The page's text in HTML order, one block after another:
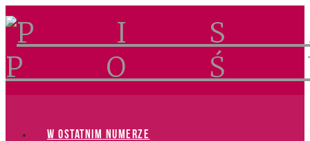
W OSTATNIM NUMERZE